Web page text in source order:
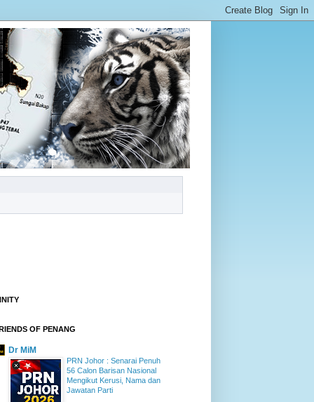
OF PENANG
Dr MiM
PRN Johor : Senarai Penuh
56 Calon Barisan Nasional
Mengikut Kerusi, Nama dan
Jawatan Parti